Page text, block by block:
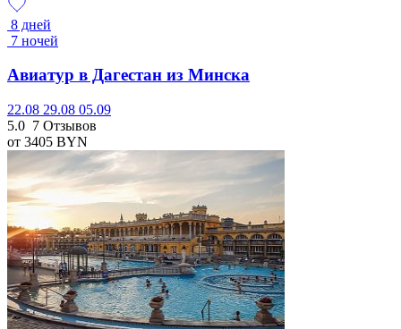
8 дней
7 ночей
Авиатур в Дагестан из Минска
22.08 29.08 05.09
5.0 7 Отзывов
от 3405 BYN